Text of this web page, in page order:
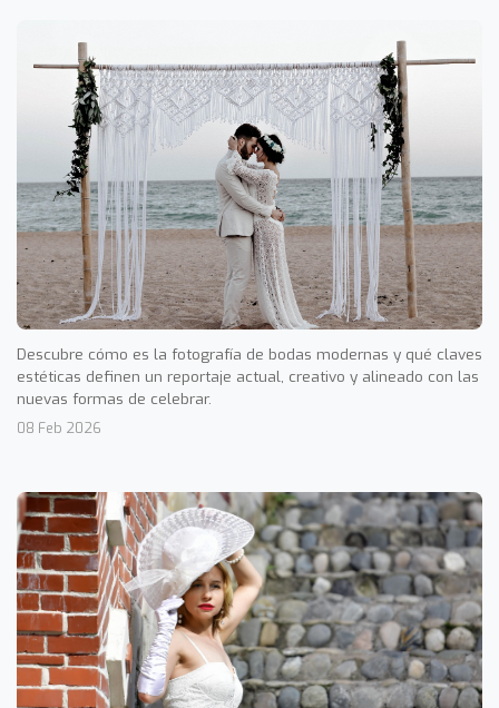
Descubre cómo es la fotografía de bodas modernas y qué claves
estéticas definen un reportaje actual, creativo y alineado con las
nuevas formas de celebrar.
08 Feb 2026